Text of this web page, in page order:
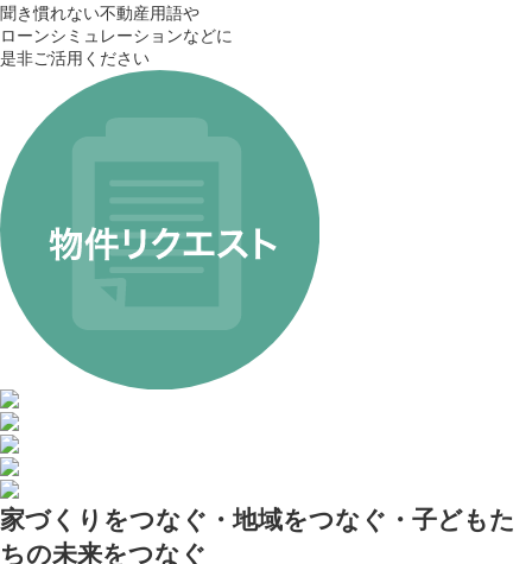
聞き慣れない不動産用語や
ローンシミュレーションなどに
是非ご活用ください
家づくりをつなぐ・地域をつなぐ・子どもた
ちの未来をつなぐ